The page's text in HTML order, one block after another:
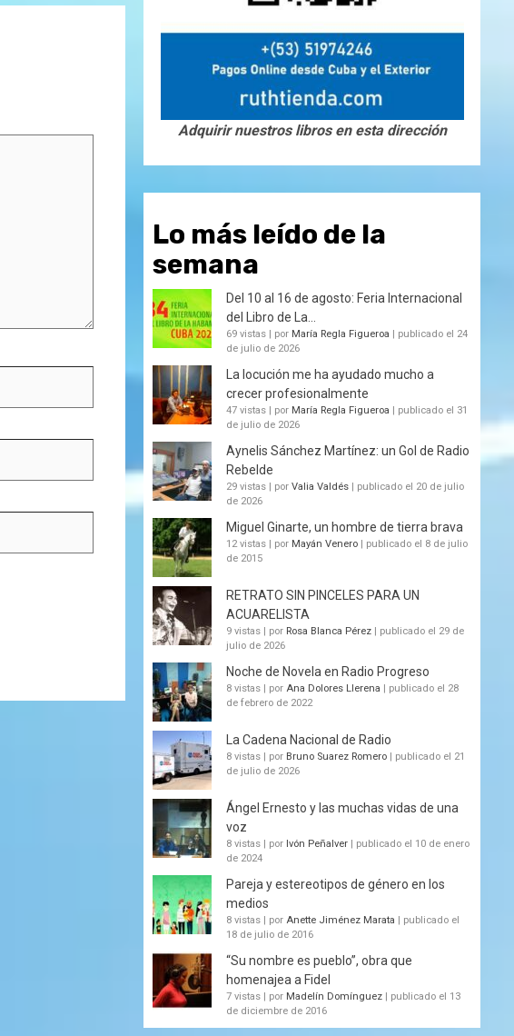
Adquirir nuestros libros en esta dirección
Lo más leído de la
semana
Del 10 al 16 de agosto: Feria Internacional
del Libro de La...
69 vistas | por María Regla Figueroa | publicado el 24
de julio de 2026
La locución me ha ayudado mucho a
crecer profesionalmente
47 vistas | por María Regla Figueroa | publicado el 31
de julio de 2026
Aynelis Sánchez Martínez: un Gol de Radio
Rebelde
29 vistas | por Valia Valdés | publicado el 20 de julio
de 2026
Miguel Ginarte, un hombre de tierra brava
12 vistas | por Mayán Venero | publicado el 8 de julio
de 2015
RETRATO SIN PINCELES PARA UN
ACUARELISTA
9 vistas | por Rosa Blanca Pérez | publicado el 29 de
julio de 2026
Noche de Novela en Radio Progreso
8 vistas | por Ana Dolores Llerena | publicado el 28
de febrero de 2022
La Cadena Nacional de Radio
8 vistas | por Bruno Suarez Romero | publicado el 21
de julio de 2026
Ángel Ernesto y las muchas vidas de una
voz
8 vistas | por Ivón Peñalver | publicado el 10 de enero
de 2024
Pareja y estereotipos de género en los
medios
8 vistas | por Anette Jiménez Marata | publicado el
18 de julio de 2016
“Su nombre es pueblo”, obra que
homenajea a Fidel
7 vistas | por Madelín Domínguez | publicado el 13
de diciembre de 2016